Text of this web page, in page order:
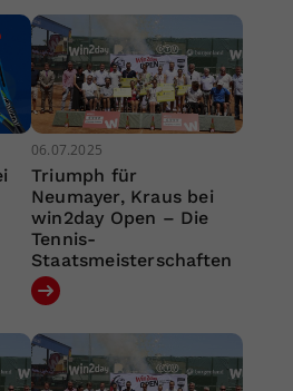
06.07.2025
Triumph für
Neumayer, Kraus bei
win2day Open – Die
Tennis-
Staatsmeisterschaften